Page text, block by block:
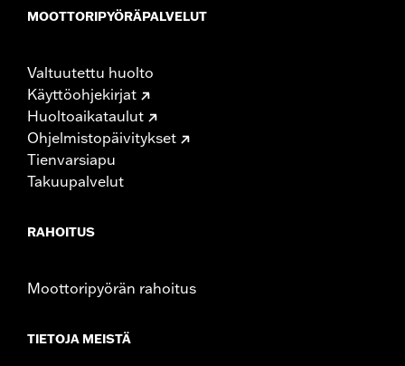
MOOTTORIPYÖRÄPALVELUT
Valtuutettu huolto
Käyttöohjekirjat
Huoltoaikataulut
Ohjelmistopäivitykset
Tienvarsiapu
Takuupalvelut
RAHOITUS
Moottoripyörän rahoitus
TIETOJA MEISTÄ